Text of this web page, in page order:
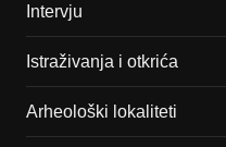
Intervju
Istraživanja i otkrića
Arheološki lokaliteti